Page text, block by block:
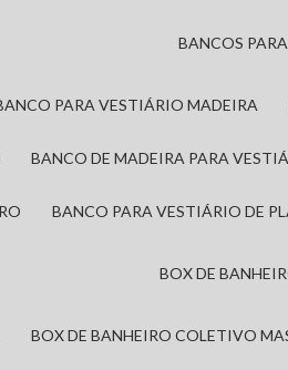
BANCOS
BANCO PARA VESTIÁRIO MADEIRA
BANCO DE MADEIRA PARA
BANCO PARA VESTIÁRIO DE
BOX DE
BOX DE BANHEIRO COLETIVO